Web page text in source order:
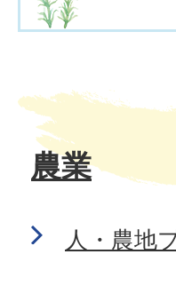
農業
人・農地